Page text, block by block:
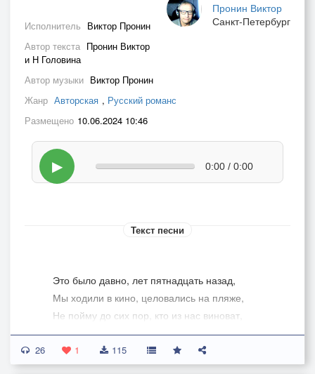
Пронин Виктор
Санкт-Петербург
Исполнитель Виктор Пронин
Автор текста Пронин Виктор
и Н Головина
Автор музыки Виктор Пронин
Жанр Авторская , Русский романс
Размещено 10.06.2024 10:46
▶ 0:00 / 0:00
Текст песни
Это было давно, лет пятнадцать назад,
Мы ходили в кино, целовались на пляже,
Не пойму до сих пор, кто из нас виноват,
Не забыть разговор, что случился однажды.
Наш курортный роман был на зависть друзьям,
Что в душе поселили большие сомнения,
26 1 115